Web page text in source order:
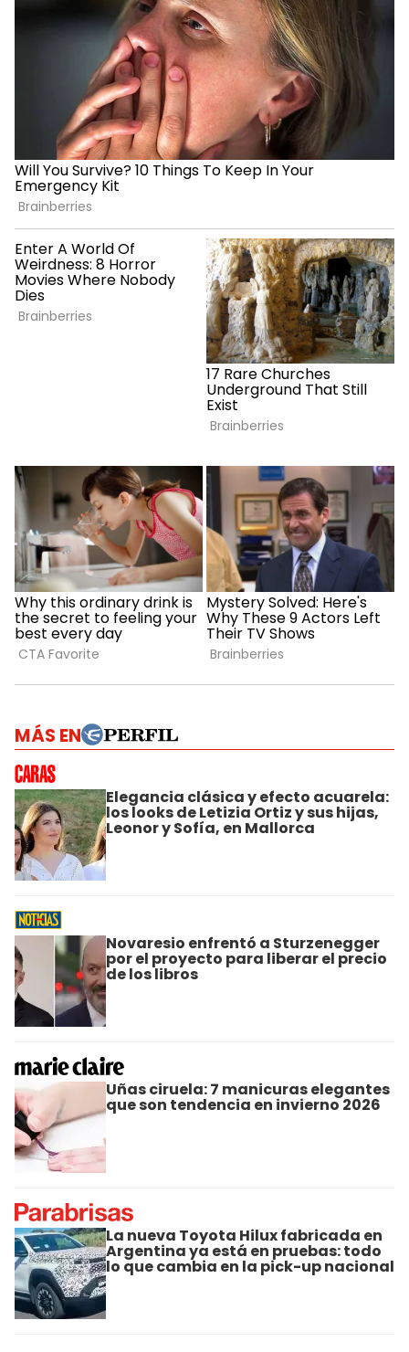
MÁS EN
Elegancia clásica y efecto acuarela:
los looks de Letizia Ortiz y sus hijas,
Leonor y Sofía, en Mallorca
Novaresio enfrentó a Sturzenegger
por el proyecto para liberar el precio
de los libros
Uñas ciruela: 7 manicuras elegantes
que son tendencia en invierno 2026
La nueva Toyota Hilux fabricada en
Argentina ya está en pruebas: todo
lo que cambia en la pick-up nacional